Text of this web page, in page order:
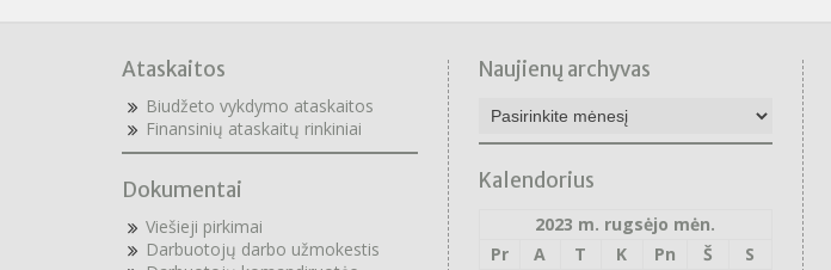
Ataskaitos
Biudžeto vykdymo ataskaitos
Finansinių ataskaitų rinkiniai
Dokumentai
Viešieji pirkimai
Darbuotojų darbo užmokestis
Naujienų archyvas
archyvas
Kalendorius
2023 m. rugsėjo mėn.
Pr
A T K Pn Š
S